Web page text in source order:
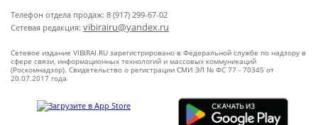
Телефон отдела продаж: 8 (917) 299-67-02
Сетевая редакция: vibirairu@yandex.ru
Сетевое издание VIBIRAI.RU зарегистрировано в Федеральной службе по надзору в
сфере связи, информационных технологий и массовых коммуникаций
(Роскомнадзор). Свидетельство о регистрации СМИ ЭЛ № ФС 77 - 70345 от
20.07.2017 года